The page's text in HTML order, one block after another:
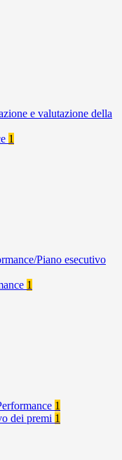
e valutazione della
1
Piano esecutivo
1
1
dei premi 1